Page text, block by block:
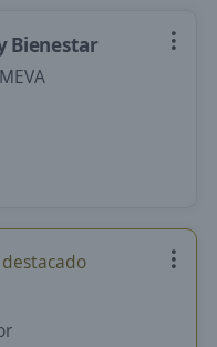
Bienestar